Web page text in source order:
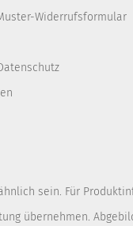
Widerrufsformular
sein. Für
übernehmen.